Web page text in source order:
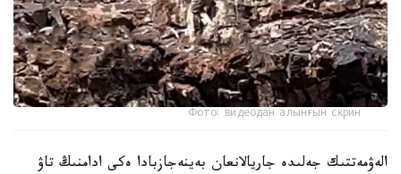
Фото: видеодан алынғын скрин
الەۋمەتتىك جەلىدە جاريالانعان بەينەجازبادا ەكى ادامنىڭ تاۋ